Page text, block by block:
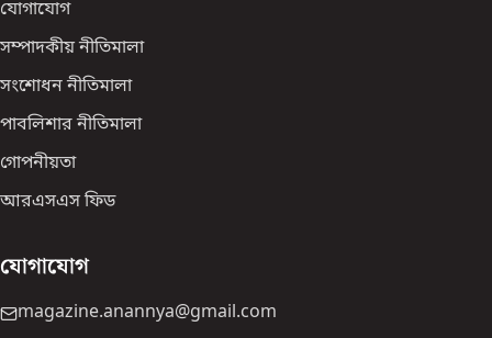
যোগাযোগ
সম্পাদকীয় নীতিমালা
সংশোধন নীতিমালা
পাবলিশার নীতিমালা
গোপনীয়তা
আরএসএস ফিড
যোগাযোগ
magazine.anannya@gmail.com